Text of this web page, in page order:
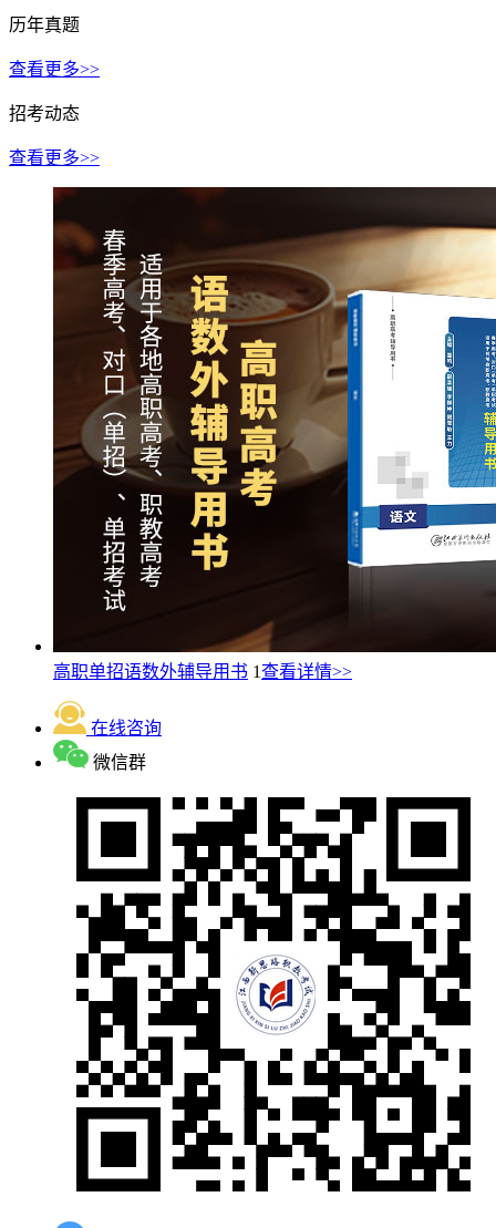
历年真题
查看更多>>
招考动态
查看更多>>
高职单招语数外辅导用书 1查看详情>>
在线咨询
微信群